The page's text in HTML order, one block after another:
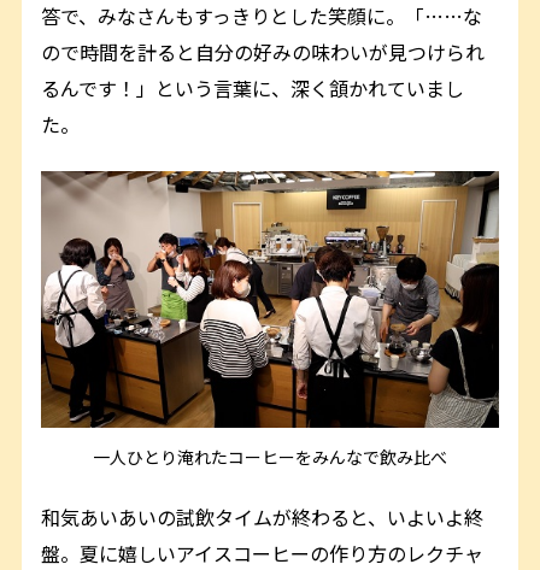
答で、みなさんもすっきりとした笑顔に。「……な
ので時間を計ると自分の好みの味わいが見つけられ
るんです！」という言葉に、深く頷かれていまし
た。
一人ひとり淹れたコーヒーをみんなで飲み比べ
和気あいあいの試飲タイムが終わると、いよいよ終
盤。夏に嬉しいアイスコーヒーの作り方のレクチャ